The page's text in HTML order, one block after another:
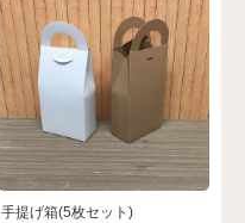
手提げ箱(5枚セット)